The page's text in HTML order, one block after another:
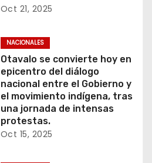
Oct 21, 2025
NACIONALES
Otavalo se convierte hoy en
epicentro del diálogo
nacional entre el Gobierno y
el movimiento indígena, tras
una jornada de intensas
protestas.
Oct 15, 2025